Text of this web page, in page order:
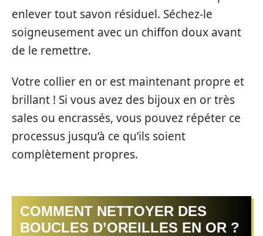
enlever tout savon résiduel. Séchez-le
soigneusement avec un chiffon doux avant
de le remettre.
Votre collier en or est maintenant propre et
brillant ! Si vous avez des bijoux en or très
sales ou encrassés, vous pouvez répéter ce
processus jusqu’à ce qu’ils soient
complètement propres.
COMMENT NETTOYER DES
BOUCLES D’OREILLES EN OR ?